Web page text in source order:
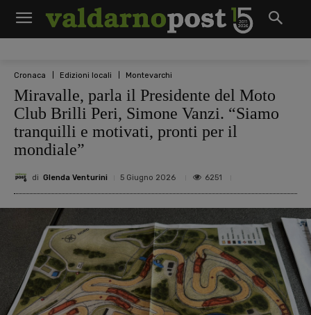
Cronaca Edizioni locali Montevarchi
Miravalle, parla il Presidente del Moto
Club Brilli Peri, Simone Vanzi. “Siamo
tranquilli e motivati, pronti per il
mondiale”
di Glenda Venturini 5 Giugno 2026 6251